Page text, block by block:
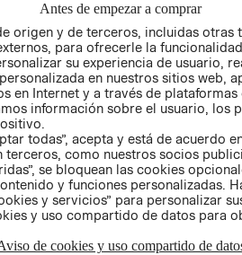
AVISO DE
Antes de empezar a comprar
origen y de terceros, incluidas otras
para ofrecerle la
su experiencia de usuario,
en nuestros sitios web,
en Internet y a través de plataformas
información sobre el usuario, los
todas”, acepta y está de acuerdo
terceros, como nuestros socios
se bloquean las cookies
y funciones personalizadas.
y servicios” para personalizar
y uso compartido de datos para
de cookies y uso compartido de